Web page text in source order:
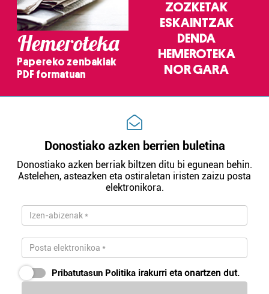
Hemeroteka
Papereko zenbakiak
PDF formatuan
ZOZKETAK
ESKAINTZAK
DENDA
HEMEROTEKA
NOR GARA
Donostiako azken berrien buletina
Donostiako azken berriak biltzen ditu bi egunean behin.
Astelehen, asteazken eta ostiraletan iristen zaizu posta
elektronikora.
Pribatutasun Politika irakurri eta onartzen dut.